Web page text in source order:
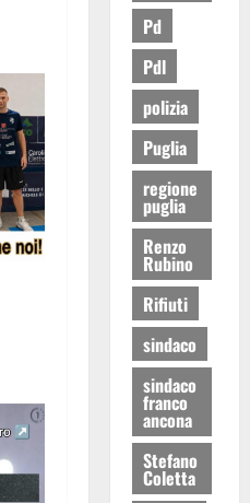
Pd
Pdl
polizia
Puglia
regione
puglia
Renzo
Rubino
Rifiuti
sindaco
sindaco
franco
ancona
Stefano
Coletta